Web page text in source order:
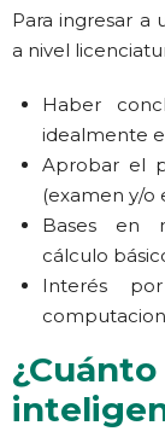
Para ingresar a
a nivel
Haber
idealmente
Aprobar el
(examen y/o
Bases en
cálculo
Interés